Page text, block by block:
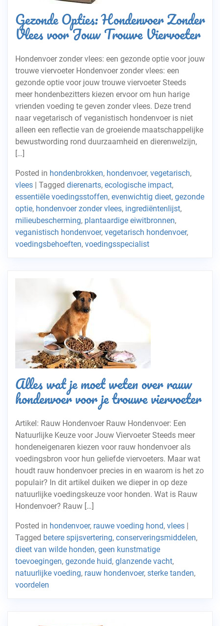
Gezonde Opties: Hondenvoer Zonder
Vlees voor Jouw Trouwe Viervoeter
Hondenvoer zonder vlees: een gezonde optie voor jouw
trouwe viervoeter Hondenvoer zonder vlees: een
gezonde optie voor jouw trouwe viervoeter Steeds
meer hondenbezitters kiezen ervoor om hun harige
vrienden voeding te geven zonder vlees. Deze trend
naar vegetarisch of veganistisch hondenvoer is niet
alleen een reflectie van de groeiende maatschappelijke
bewustwording rond duurzaamheid en dierenwelzijn,
[…]
Posted in hondenbrokken, hondenvoer, vegetarisch,
vlees | Tagged dierenarts, ecologische impact,
essentiële voedingsstoffen, evenwichtig dieet, gezonde
optie, hondenvoer zonder vlees, ingrediëntenlijst,
milieubescherming, plantaardige eiwitbronnen,
veganistisch hondenvoer, vegetarisch hondenvoer,
voedingsbehoeften, voedingsspecialist
Alles wat je moet weten over rauw
hondenvoer voor je trouwe viervoeter
Artikel: Rauw Hondenvoer Rauw Hondenvoer: Een
Natuurlijke Keuze voor Jouw Viervoeter Steeds meer
hondeneigenaren kiezen voor rauw hondenvoer als
voedingsbron voor hun geliefde viervoeters. Maar wat
houdt rauw hondenvoer precies in en waarom is het zo
populair? In dit artikel duiken we dieper in op deze
natuurlijke voedingskeuze voor honden. Wat is Rauw
Hondenvoer? Rauw […]
Posted in hondenvoer, rauwe voeding hond, vlees |
Tagged betere spijsvertering, conserveringsmiddelen,
dieet van wilde honden, geen kunstmatige
toevoegingen, gezonde huid, glanzende vacht,
natuurlijke voeding, rauw hondenvoer, sterke tanden,
voordelen